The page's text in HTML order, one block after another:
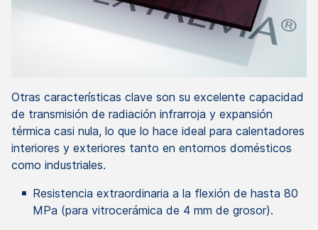
Otras características clave son su excelente capacidad
de transmisión de radiación infrarroja y expansión
térmica casi nula, lo que lo hace ideal para calentadores
interiores y exteriores tanto en entornos domésticos
como industriales.
Resistencia extraordinaria a la flexión de hasta 80
MPa (para vitrocerámica de 4 mm de grosor).